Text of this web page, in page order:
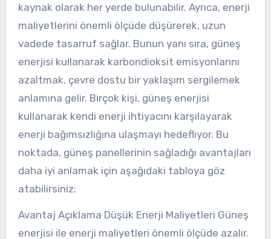
kaynak olarak her yerde bulunabilir. Ayrıca, enerji
maliyetlerini önemli ölçüde düşürerek, uzun
vadede tasarruf sağlar. Bunun yanı sıra, güneş
enerjisi kullanarak karbondioksit emisyonlarını
azaltmak, çevre dostu bir yaklaşım sergilemek
anlamına gelir. Birçok kişi, güneş enerjisi
kullanarak kendi enerji ihtiyacını karşılayarak
enerji bağımsızlığına ulaşmayı hedefliyor. Bu
noktada, güneş panellerinin sağladığı avantajları
daha iyi anlamak için aşağıdaki tabloya göz
atabilirsiniz:
Avantaj Açıklama Düşük Enerji Maliyetleri Güneş
enerjisi ile enerji maliyetleri önemli ölçüde azalır.